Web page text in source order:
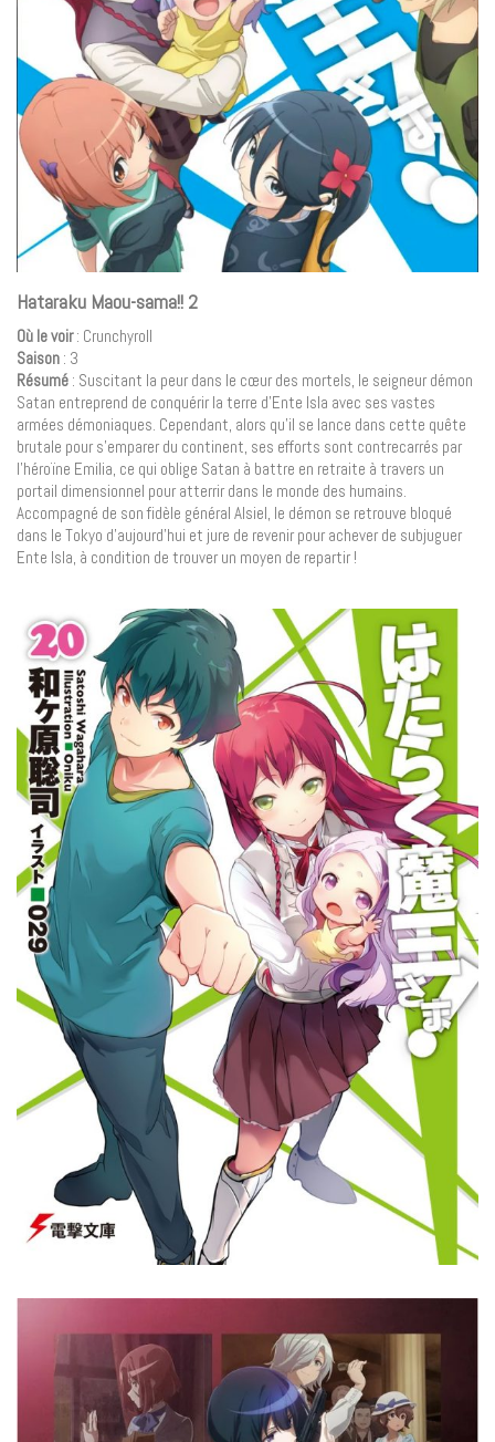
Hataraku Maou-sama!! 2
Où le voir: Crunchyroll
Saison : 3
Résumé : Suscitant la peur dans le cœur des mortels, le seigneur démon
Satan entreprend de conquérir la terre d’Ente Isla avec ses vastes
armées démoniaques. Cependant, alors qu’il se lance dans cette quête
brutale pour s’emparer du continent, ses efforts sont contrecarrés par
l’héroïne Emilia, ce qui oblige Satan à battre en retraite à travers un
portail dimensionnel pour atterrir dans le monde des humains.
Accompagné de son fidèle général Alsiel, le démon se retrouve bloqué
dans le Tokyo d’aujourd’hui et jure de revenir pour achever de subjuguer
Ente Isla, à condition de trouver un moyen de repartir !